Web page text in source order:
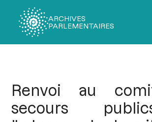
ARCHIVES
PARLEMENTAIRES
Renvoi au
secours